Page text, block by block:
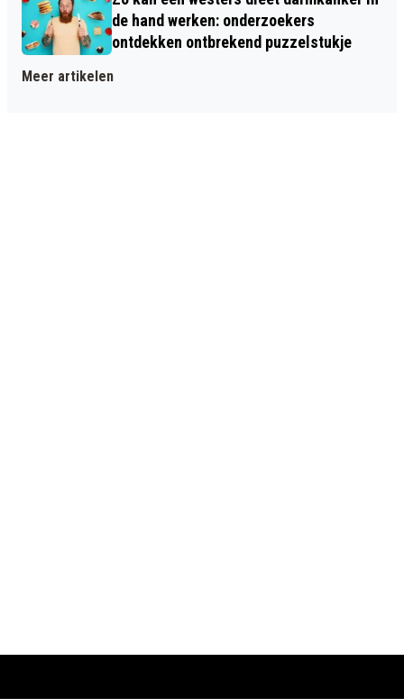
de hand werken: onderzoekers
ontdekken ontbrekend puzzelstukje
Meer artikelen